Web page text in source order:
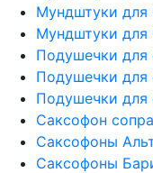
Мундштуки для
Мундштуки для
Подушечки для
Подушечки для
Подушечки для
Саксофон
Саксофоны
Саксофоны